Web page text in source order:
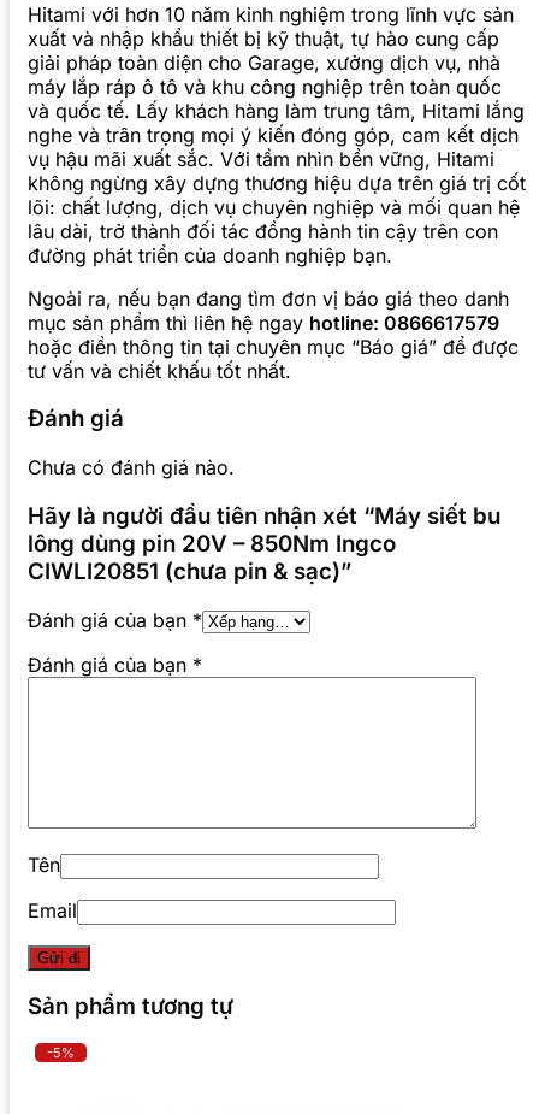
Hitami với hơn 10 năm kinh nghiệm trong lĩnh vực sản
xuất và nhập khẩu thiết bị kỹ thuật, tự hào cung cấp
giải pháp toàn diện cho Garage, xưởng dịch vụ, nhà
máy lắp ráp ô tô và khu công nghiệp trên toàn quốc
và quốc tế. Lấy khách hàng làm trung tâm, Hitami lắng
nghe và trân trọng mọi ý kiến đóng góp, cam kết dịch
vụ hậu mãi xuất sắc. Với tầm nhìn bền vững, Hitami
không ngừng xây dựng thương hiệu dựa trên giá trị cốt
lõi: chất lượng, dịch vụ chuyên nghiệp và mối quan hệ
lâu dài, trở thành đối tác đồng hành tin cậy trên con
đường phát triển của doanh nghiệp bạn.
Ngoài ra, nếu bạn đang tìm đơn vị báo giá theo danh
mục sản phẩm thì liên hệ ngay hotline: 0866617579
hoặc điền thông tin tại chuyên mục “Báo giá” để được
tư vấn và chiết khấu tốt nhất.
Đánh giá
Chưa có đánh giá nào.
Hãy là người đầu tiên nhận xét “Máy siết bu
lông dùng pin 20V – 850Nm Ingco
CIWLI20851 (chưa pin & sạc)”
Đánh giá của bạn *
Đánh giá của bạn *
Tên
Email
Sản phẩm tương tự
-5%